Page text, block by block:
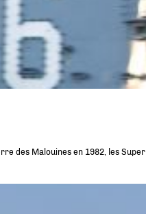
des Malouines en 1982, les Super